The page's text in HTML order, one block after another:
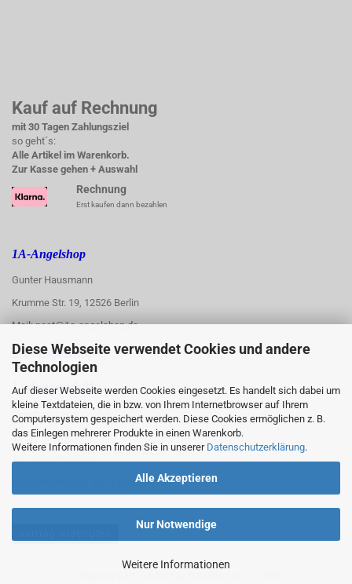
Diese Webseite verwendet Cookies und andere
Technologien
Auf dieser Webseite werden Cookies eingesetzt. Es handelt sich dabei um
kleine Textdateien, die in bzw. von Ihrem Internetbrowser auf Ihrem
Computersystem gespeichert werden. Diese Cookies ermöglichen z. B.
das Einlegen mehrerer Produkte in einen Warenkorb.
Weitere Informationen finden Sie in unserer Datenschutzerklärung.
Alle Akzeptieren
Nur Notwendige
Weitere Informationen
Kauf auf Rechnung
mit 30 Tagen Zahlungsziel
so geht´s:
Alle Artikel im Warenkorb.
Zur Kasse gehen + Auswahl
Rechnung
Erst kaufen dann bezahlen
1A-Angelshop
Gunter Hausmann
Krumme Str. 19, 12526 Berlin
Mail: post@1a-angelshop.de
1A-Angelshop-
Ladengeschäft::
Regattastr. 66
12527 Berlin
Tel.: 030/67890006
Mobil/WhatsApp: 0176 550 90 773